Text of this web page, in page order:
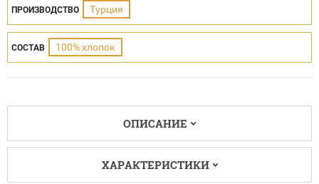
ПРОИЗВОДСТВО Турция
СОСТАВ 100% хлопок
ОПИСАНИЕ
ХАРАКТЕРИСТИКИ